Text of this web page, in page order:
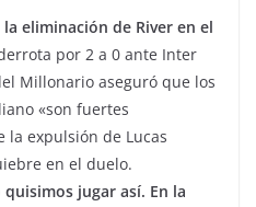
eliminación de River en el
por 2 a 0 ante Inter
Millonario aseguró que los
«son fuertes
la expulsión de Lucas
en el duelo.
jugar así. En la